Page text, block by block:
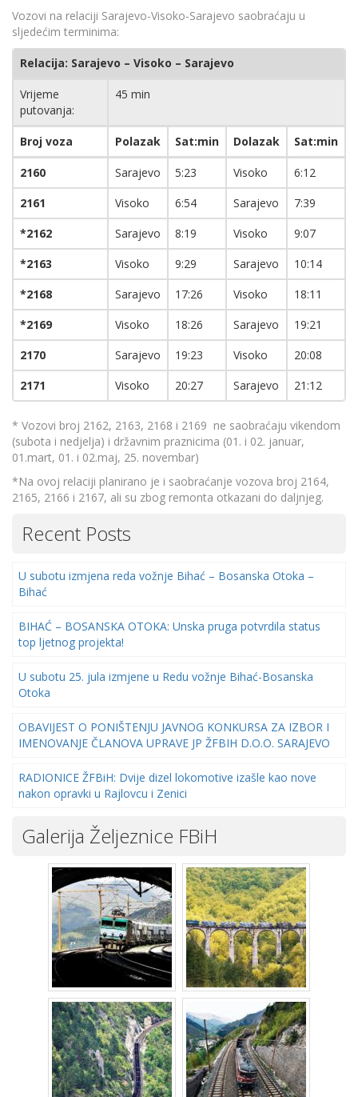
Vozovi na relaciji Sarajevo-Visoko-Sarajevo saobraćaju u
sljedećim terminima:
Relacija: Sarajevo – Visoko – Sarajevo
Vrijeme
putovanja:
45 min
Broj voza Polazak Sat:min Dolazak Sat:min
2160 Sarajevo 5:23 Visoko
6:12
2161
Visoko 6:54 Sarajevo
7:39
*2162
Sarajevo 8:19 Visoko
9:07
*2163
Visoko 9:29 Sarajevo
10:14
*2168
Sarajevo 17:26 Visoko
18:11
*2169
Visoko 18:26 Sarajevo
19:21
2170
Sarajevo 19:23 Visoko
20:08
2171
Visoko 20:27 Sarajevo 21:12
* Vozovi broj 2162, 2163, 2168 i 2169 ne saobraćaju vikendom
(subota i nedjelja) i državnim praznicima (01. i 02. januar,
01.mart, 01. i 02.maj, 25. novembar)
*Na ovoj relaciji planirano je i saobraćanje vozova broj 2164,
2165, 2166 i 2167, ali su zbog remonta otkazani do daljnjeg.
Recent Posts
U subotu izmjena reda vožnje Bihać – Bosanska Otoka –
Bihać
BIHAĆ – BOSANSKA OTOKA: Unska pruga potvrdila status
top ljetnog projekta!
U subotu 25. jula izmjene u Redu vožnje Bihać-Bosanska
Otoka
OBAVIJEST O PONIŠTENJU JAVNOG KONKURSA ZA IZBOR I
IMENOVANJE ČLANOVA UPRAVE JP ŽFBIH D.O.O. SARAJEVO
RADIONICE ŽFBiH: Dvije dizel lokomotive izašle kao nove
nakon opravki u Rajlovcu i Zenici
Galerija Željeznice FBiH